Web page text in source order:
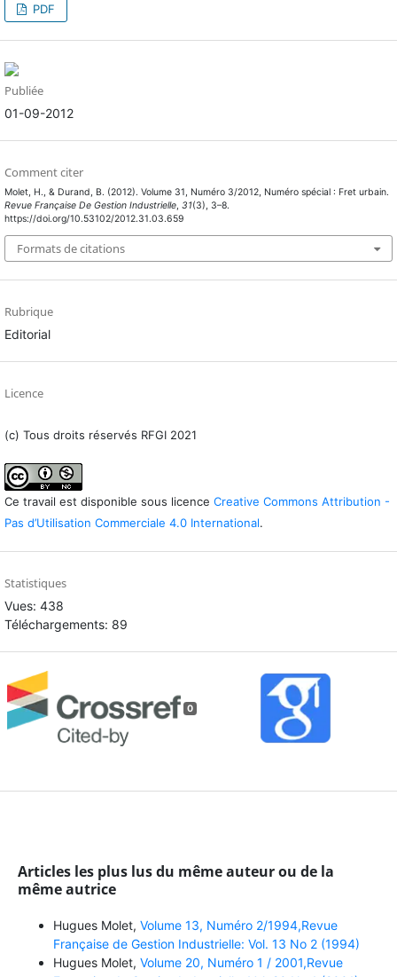
PDF
Publiée
01-09-2012
Comment citer
Molet, H., & Durand, B. (2012). Volume 31, Numéro 3/2012, Numéro spécial : Fret urbain.
Revue Française De Gestion Industrielle, 31(3), 3–8.
https://doi.org/10.53102/2012.31.03.659
Formats de citations
Rubrique
Editorial
Licence
(c) Tous droits réservés RFGI 2021
Ce travail est disponible sous licence Creative Commons Attribution -
Pas d’Utilisation Commerciale 4.0 International.
Statistiques
Vues: 438
Téléchargements: 89
0
Articles les plus lus du même auteur ou de la
même autrice
Hugues Molet, Volume 13, Numéro 2/1994,Revue
Française de Gestion Industrielle: Vol. 13 No 2 (1994)
Hugues Molet, Volume 20, Numéro 1 / 2001,Revue